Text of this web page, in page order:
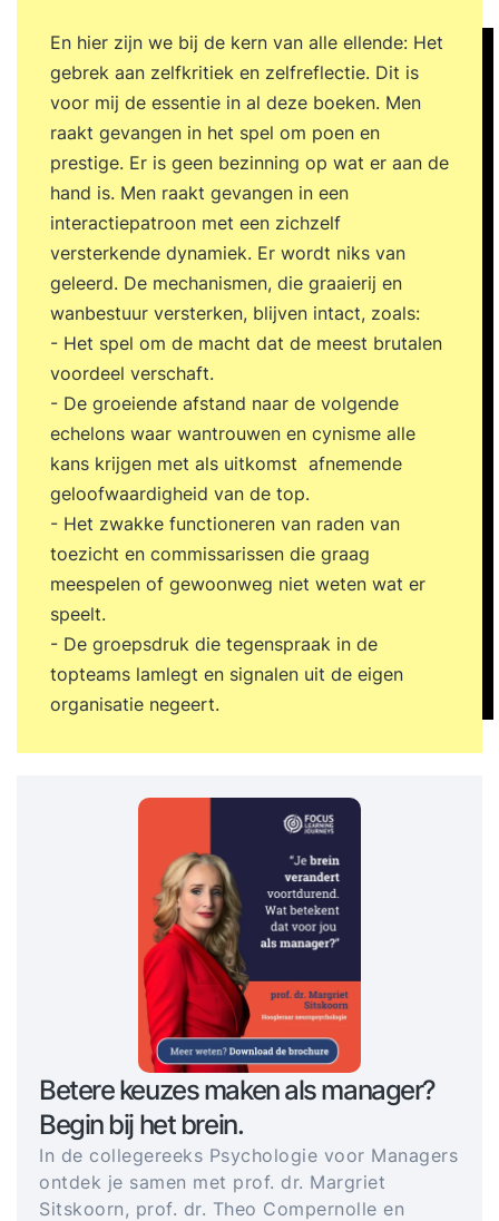
En hier zijn we bij de kern van alle ellende: Het
gebrek aan zelfkritiek en zelfreflectie. Dit is
voor mij de essentie in al deze boeken. Men
raakt gevangen in het spel om poen en
prestige. Er is geen bezinning op wat er aan de
hand is. Men raakt gevangen in een
interactiepatroon met een zichzelf
versterkende dynamiek. Er wordt niks van
geleerd. De mechanismen, die graaierij en
wanbestuur versterken, blijven intact, zoals:
- Het spel om de macht dat de meest brutalen
voordeel verschaft.
- De groeiende afstand naar de volgende
echelons waar wantrouwen en cynisme alle
kans krijgen met als uitkomst afnemende
geloofwaardigheid van de top.
- Het zwakke functioneren van raden van
toezicht en commissarissen die graag
meespelen of gewoonweg niet weten wat er
speelt.
- De groepsdruk die tegenspraak in de
topteams lamlegt en signalen uit de eigen
organisatie negeert.
Betere keuzes maken als manager?
Begin bij het brein.
In de collegereeks Psychologie voor Managers
ontdek je samen met prof. dr. Margriet
Sitskoorn, prof. dr. Theo Compernolle en